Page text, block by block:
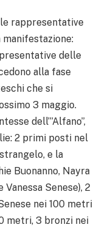
rappresentative
manifestazione:
delle
alla fase
che si
3 maggio.
dell’”Alfano”,
2 primi posti nel
e la
Buonanno, Nayra
Senese), 2
nei 100 metri
metri, 3 bronzi nei